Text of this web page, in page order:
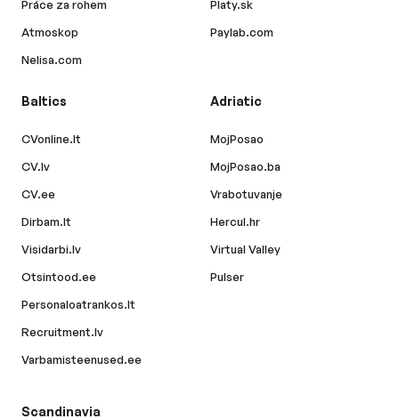
Práce za rohem
Atmoskop
Nelisa.com
Platy.sk
Paylab.com
Baltics
CVonline.lt
CV.lv
CV.ee
Dirbam.lt
Visidarbi.lv
Otsintood.ee
Personaloatrankos.lt
Recruitment.lv
Varbamisteenused.ee
Adriatic
MojPosao
MojPosao.ba
Vrabotuvanje
Hercul.hr
Virtual Valley
Pulser
Scandinavia